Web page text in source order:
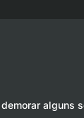
alguns